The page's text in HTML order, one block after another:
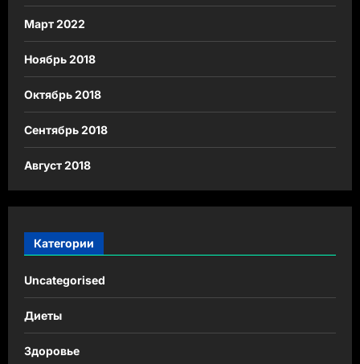
Март 2022
Ноябрь 2018
Октябрь 2018
Сентябрь 2018
Август 2018
Категории
Uncategorised
Диеты
Здоровье